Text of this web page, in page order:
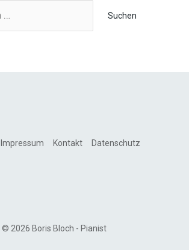
Impressum Kontakt Datenschutz
© 2026 Boris Bloch - Pianist